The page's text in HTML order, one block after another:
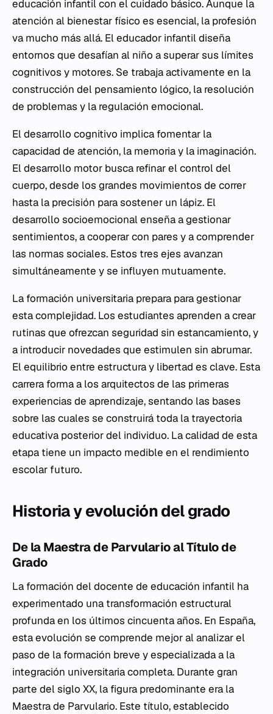
educación infantil con el cuidado básico. Aunque la
atención al bienestar físico es esencial, la profesión
va mucho más allá. El educador infantil diseña
entornos que desafían al niño a superar sus límites
cognitivos y motores. Se trabaja activamente en la
construcción del pensamiento lógico, la resolución
de problemas y la regulación emocional.
El desarrollo cognitivo implica fomentar la
capacidad de atención, la memoria y la imaginación.
El desarrollo motor busca refinar el control del
cuerpo, desde los grandes movimientos de correr
hasta la precisión para sostener un lápiz. El
desarrollo socioemocional enseña a gestionar
sentimientos, a cooperar con pares y a comprender
las normas sociales. Estos tres ejes avanzan
simultáneamente y se influyen mutuamente.
La formación universitaria prepara para gestionar
esta complejidad. Los estudiantes aprenden a crear
rutinas que ofrezcan seguridad sin estancamiento, y
a introducir novedades que estimulen sin abrumar.
El equilibrio entre estructura y libertad es clave. Esta
carrera forma a los arquitectos de las primeras
experiencias de aprendizaje, sentando las bases
sobre las cuales se construirá toda la trayectoria
educativa posterior del individuo. La calidad de esta
etapa tiene un impacto medible en el rendimiento
escolar futuro.
Historia y evolución del grado
De la Maestra de Parvulario al Título de
Grado
La formación del docente de educación infantil ha
experimentado una transformación estructural
profunda en los últimos cincuenta años. En España,
esta evolución se comprende mejor al analizar el
paso de la formación breve y especializada a la
integración universitaria completa. Durante gran
parte del siglo XX, la figura predominante era la
Maestra de Parvulario. Este título, establecido